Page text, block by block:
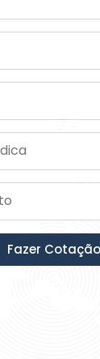
Fazer Cotação
Sousa
de
me
e se
em meu
grata pela